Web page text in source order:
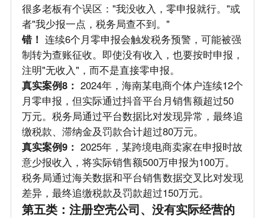
很多老板有个误区："我没收入，零申报就行。"或
者"我少报一点，税务局查不到。"
错！ 连续6个月零申报会触发税务预警，可能被强
制转为查账征收。即使没有收入，也要按时申报，
注明"无收入"，而不是直接零申报。
真实案例8： 2024年，海南某电商个体户连续12个
月零申报，但实际通过抖音平台月销售额超过50
万元。税务局通过平台数据比对发现异常，最终追
缴税款、滞纳金及罚款合计超过80万元。
真实案例9： 2025年，某跨境电商卖家在申报时故
意少报收入，将实际销售额500万申报为100万。
税务局通过海关数据和平台销售数据交叉比对发现
差异，最终追缴税款及罚款超过150万元。
第五类：注册空壳公司、没有实际经营的